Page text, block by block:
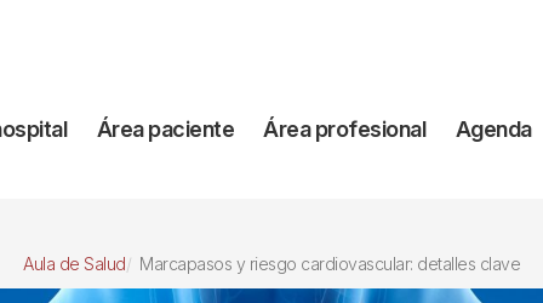
Área paciente Área profesional Agenda
Aula de Salud Marcapasos y riesgo cardiovascular: detalles clave